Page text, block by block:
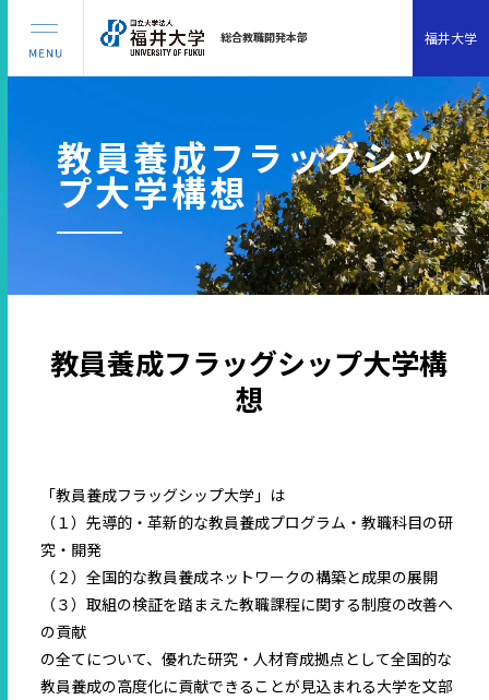
総合教職開発本部 福井大学
教員養成フラッグシッ
プ大学構想
教員養成フラッグシップ大学構
想
「教員養成フラッグシップ大学」は
（１）先導的・革新的な教員養成プログラム・教職科目の研
究・開発
（２）全国的な教員養成ネットワークの構築と成果の展開
（３）取組の検証を踏まえた教職課程に関する制度の改善へ
の貢献
の全てについて、優れた研究・人材育成拠点として全国的な
教員養成の高度化に貢献できることが見込まれる大学を文部